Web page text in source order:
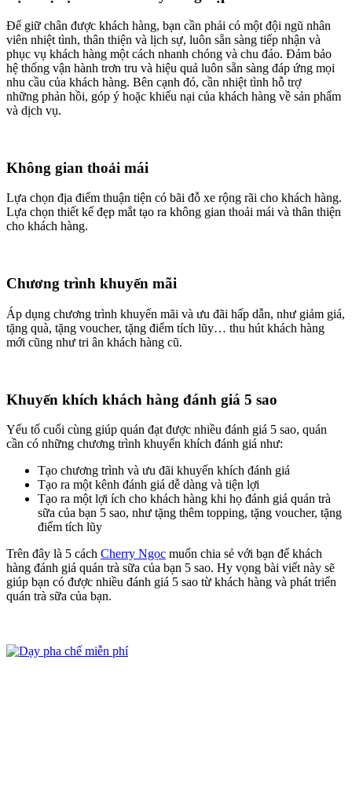
Để giữ chân được khách hàng, bạn cần phải có một đội ngũ nhân
viên nhiệt tình, thân thiện và lịch sự, luôn sẵn sàng tiếp nhận và
phục vụ khách hàng một cách nhanh chóng và chu đáo. Đảm bảo
hệ thống vận hành trơn tru và hiệu quả luôn sẵn sàng đáp ứng mọi
nhu cầu của khách hàng. Bên cạnh đó, cần nhiệt tình hỗ trợ
những phản hồi, góp ý hoặc khiếu nại của khách hàng về sản phẩm
và dịch vụ.
Không gian thoải mái
Lựa chọn địa điểm thuận tiện có bãi đỗ xe rộng rãi cho khách hàng.
Lựa chọn thiết kế đẹp mắt tạo ra không gian thoải mái và thân thiện
cho khách hàng.
Chương trình khuyến mãi
Áp dụng chương trình khuyến mãi và ưu đãi hấp dẫn, như giảm giá,
tặng quà, tặng voucher, tặng điểm tích lũy… thu hút khách hàng
mới cũng như tri ân khách hàng cũ.
Khuyến khích khách hàng đánh giá 5 sao
Yếu tố cuối cùng giúp quán đạt được nhiều đánh giá 5 sao, quán
cần có những chương trình khuyến khích đánh giá như:
Tạo chương trình và ưu đãi khuyến khích đánh giá
Tạo ra một kênh đánh giá dễ dàng và tiện lợi
Tạo ra một lợi ích cho khách hàng khi họ đánh giá quán trà
sữa của bạn 5 sao, như tặng thêm topping, tặng voucher, tặng
điểm tích lũy
Trên đây là 5 cách Cherry Ngọc muốn chia sẻ với bạn để khách
hàng đánh giá quán trà sữa của bạn 5 sao. Hy vọng bài viết này sẽ
giúp bạn có được nhiều đánh giá 5 sao từ khách hàng và phát triển
quán trà sữa của bạn.